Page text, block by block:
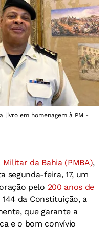
livro em homenagem à PM -
Militar da Bahia (PMBA),
segunda-feira, 17, um
pelo 200 anos de
da Constituição, a
que garante a
e o bom convívio